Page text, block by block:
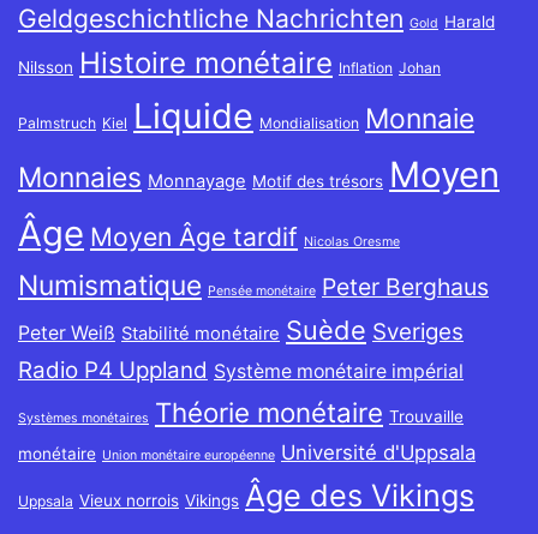
Geldgeschichtliche Nachrichten Gold Harald
Nilsson Histoire monétaire Inflation Johan
Palmstruch Kiel Liquide Mondialisation Monnaie
Monnaies Monnayage Motif des trésors Moyen
Âge Moyen Âge tardif Nicolas Oresme
Numismatique Pensée monétaire Peter Berghaus
Peter Weiß Stabilité monétaire Suède Sveriges
Radio P4 Uppland Système monétaire impérial
Systèmes monétaires Théorie monétaire Trouvaille
monétaire Union monétaire européenne Université d'Uppsala
Uppsala Vieux norrois Vikings Âge des Vikings